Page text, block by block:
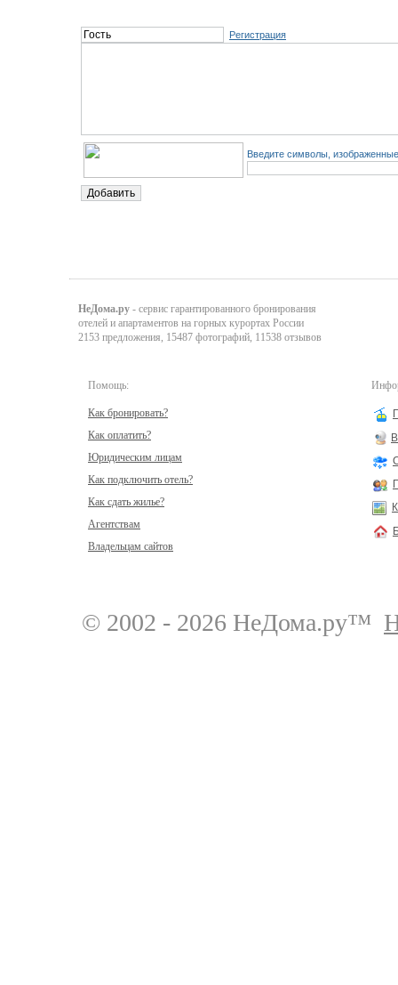
Регистрация
Введите символы,
НеДома.ру - сервис гарантированного бронирования
отелей и апартаментов на горных курортах России
2153 предложения, 15487 фотографий, 11538 отзывов
Помощь:
Как бронировать?
Как оплатить?
Юридическим лицам
Как подключить отель?
Как сдать жилье?
Агентствам
Владельцам сайтов
© 2002 - 2026 НеДома.ру™